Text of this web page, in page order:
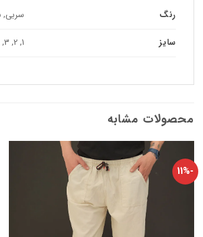
رنگ سربی,
سایز 1, 2, 3, 4
محصولات مشابه
-11%